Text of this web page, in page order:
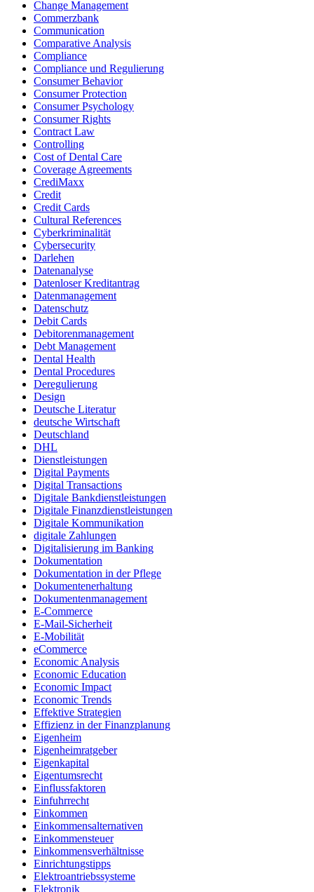
Change Management
Commerzbank
Communication
Comparative Analysis
Compliance
Compliance und Regulierung
Consumer Behavior
Consumer Protection
Consumer Psychology
Consumer Rights
Contract Law
Controlling
Cost of Dental Care
Coverage Agreements
CrediMaxx
Credit
Credit Cards
Cultural References
Cyberkriminalität
Cybersecurity
Darlehen
Datenanalyse
Datenloser Kreditantrag
Datenmanagement
Datenschutz
Debit Cards
Debitorenmanagement
Debt Management
Dental Health
Dental Procedures
Deregulierung
Design
Deutsche Literatur
deutsche Wirtschaft
Deutschland
DHL
Dienstleistungen
Digital Payments
Digital Transactions
Digitale Bankdienstleistungen
Digitale Finanzdienstleistungen
Digitale Kommunikation
digitale Zahlungen
Digitalisierung im Banking
Dokumentation
Dokumentation in der Pflege
Dokumentenerhaltung
Dokumentenmanagement
E-Commerce
E-Mail-Sicherheit
E-Mobilität
eCommerce
Economic Analysis
Economic Education
Economic Impact
Economic Trends
Effektive Strategien
Effizienz in der Finanzplanung
Eigenheim
Eigenheimratgeber
Eigenkapital
Eigentumsrecht
Einflussfaktoren
Einfuhrrecht
Einkommen
Einkommensalternativen
Einkommensteuer
Einkommensverhältnisse
Einrichtungstipps
Elektroantriebssysteme
Elektronik